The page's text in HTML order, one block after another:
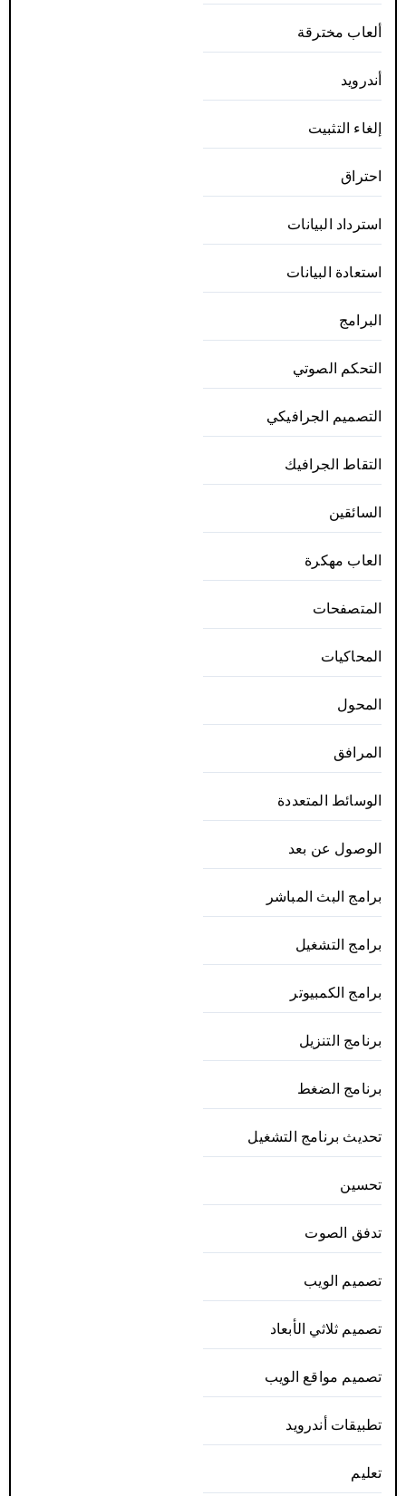
ألعاب مخترقة
أندرويد
إلغاء التثبيت
احتراق
استرداد البيانات
استعادة البيانات
البرامج
التحكم الصوتي
التصميم الجرافيكي
التقاط الجرافيك
السائقين
العاب مهكرة
المتصفحات
المحاكيات
المحول
المرافق
الوسائط المتعددة
الوصول عن بعد
برامج البث المباشر
برامج التشغيل
برامج الكمبيوتر
برنامج التنزيل
برنامج الضغط
تحديث برنامج التشغيل
تحسين
تدفق الصوت
تصميم الويب
تصميم ثلاثي الأبعاد
تصميم مواقع الويب
تطبيقات أندرويد
تعليم